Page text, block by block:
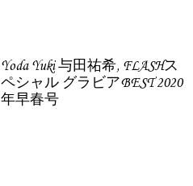
Yoda Yuki 与田祐希, FLASHス
ペシャル グラビアBEST 2020
年早春号